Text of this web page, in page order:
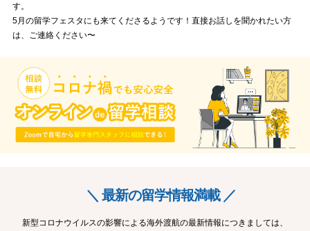
す。
5月の留学フェスタにも来てくださるようです！直接お話しを聞かれたい方
は、ご連絡ください〜
＼ 最新の留学情報満載 ／
新型コロナウイルスの影響による海外渡航の最新情報につきましては、